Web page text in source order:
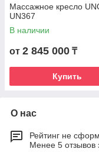
Массажное кресло
UN367
В наличии
от 2 845 000 ₸
Купить
О нас
Рейтинг не
Менее 5 отзывов